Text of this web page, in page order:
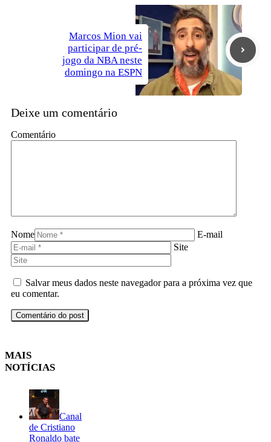
Marcos Mion vai
participar de pré-
jogo da NBA neste
domingo na ESPN
Deixe um comentário
Comentário
Nome
E-mail
Site
Salvar meus dados neste navegador para a próxima vez que
eu comentar.
MAIS
NOTÍCIAS
Canal
de Cristiano
Ronaldo bate